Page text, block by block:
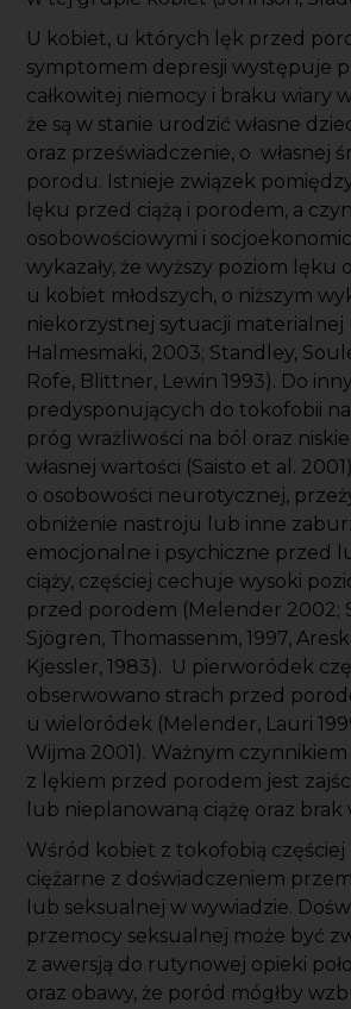
U kobiet, u których lęk przed
symptomem depresji występuje
całkowitej niemocy i braku wiary
że są w stanie urodzić własne
oraz przeświadczenie, o własnej
porodu. Istnieje związek
lęku przed ciążą i porodem, a
osobowościowymi i
wykazały, że wyższy poziom lęku
u kobiet młodszych, o niższym
niekorzystnej sytuacji materialnej
Halmesmaki, 2003; Standley,
Rofe, Blittner, Lewin 1993). Do
predysponujących do tokofobii
próg wrażliwości na ból oraz
własnej wartości (Saisto et al.
o osobowości neurotycznej,
obniżenie nastroju lub inne
emocjonalne i psychiczne przed
ciąży, częściej cechuje wysoki
przed porodem (Melender 2002;
Sjögren, Thomassenm, 1997,
Kjessler, 1983). U pierworódek
obserwowano strach przed
u wieloródek (Melender, Lauri
Wijma 2001). Ważnym czynnikiem
z lękiem przed porodem jest
lub nieplanowaną ciążę oraz brak
Wśród kobiet z tokofobią częściej
ciężarne z doświadczeniem
lub seksualnej w wywiadzie.
przemocy seksualnej może być
z awersją do rutynowej opieki
oraz obawy, że poród mógłby